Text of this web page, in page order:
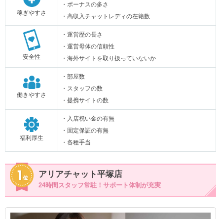
稼ぎやすさ
・ボーナスの多さ
・高収入チャットレディの在籍数
安全性
・運営歴の長さ
・運営母体の信頼性
・海外サイトを取り扱っていないか
働きやすさ
・部屋数
・スタッフの数
・提携サイトの数
福利厚生
・入店祝い金の有無
・固定保証の有無
・各種手当
アリアチャット平塚店
24時間スタッフ常駐！サポート体制が充実